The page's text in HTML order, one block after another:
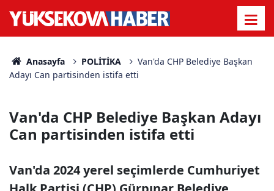
Anasayfa POLİTİKA
Van'da CHP Belediye Başkan
Adayı Can partisinden istifa etti
Van'da CHP Belediye Başkan Adayı
Can partisinden istifa etti
Van'da 2024 yerel seçimlerde Cumhuriyet